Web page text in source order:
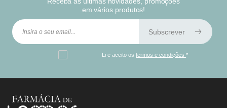
em vários produtos!
Subscrever
Li e aceito ostermos e condições*